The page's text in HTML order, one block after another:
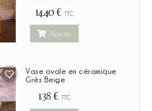
14,40 € TTC
Ajouter
Vase ovale en céramique
Grès Beige
1,38 € TTC